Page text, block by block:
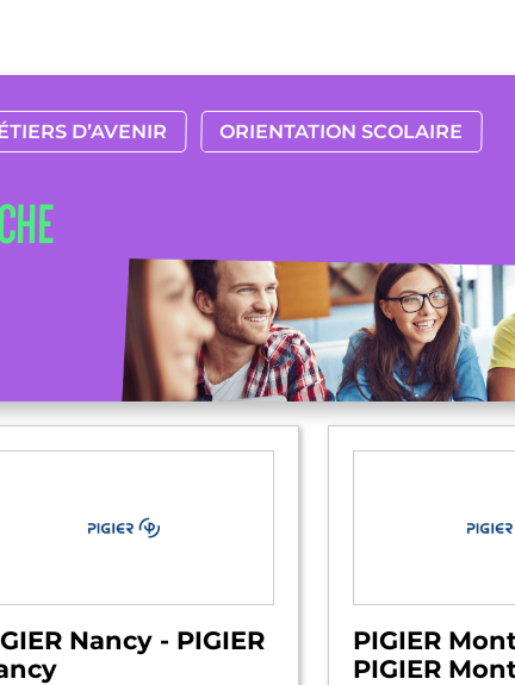
D’AVENIR ORIENTATION SCOLAIRE
Nancy - PIGIER
PIGIER
PIGIER